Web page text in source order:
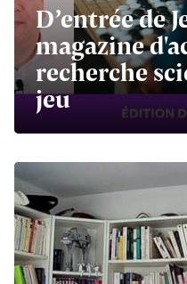
D’entrée de
magazine
recherche
jeu